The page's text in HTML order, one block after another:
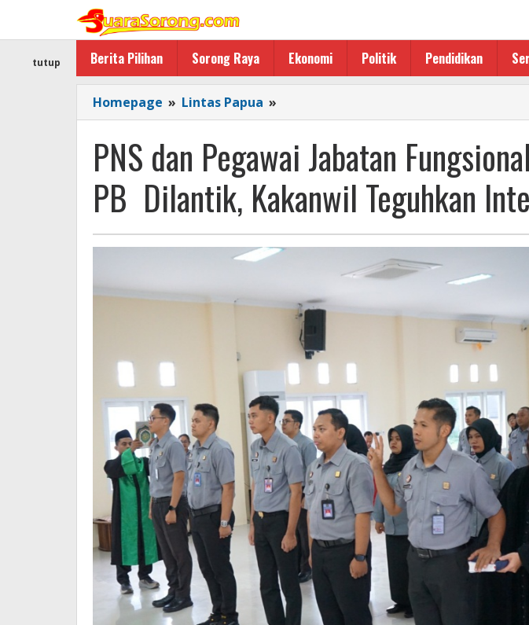
Berita Pilihan Sorong Raya Ekonomi Politik Pendidikan
tutup
Homepage » Lintas Papua »
dan
Jabatan
Fungsional
Kemenkum
PB
Dilantik,
Kakanwil
Teguhkan
ASN
PNS dan Pegawai Jabatan
PB Dilantik, Kakanwil Teguhkan